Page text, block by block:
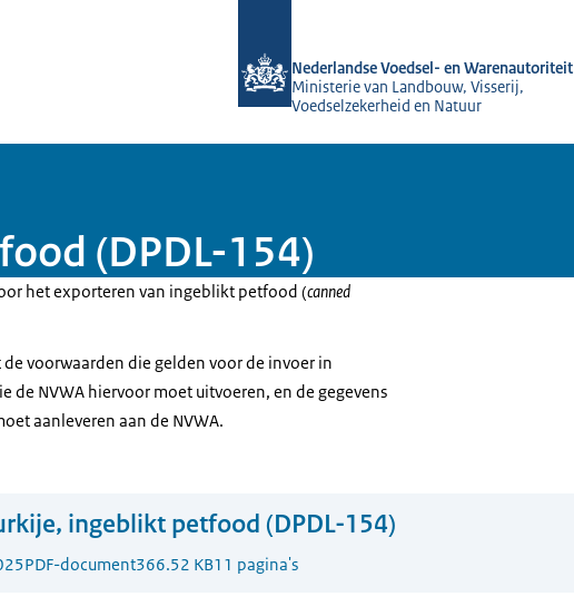
Nederlandse Voedsel- en Warenautoriteit
Ministerie van Landbouw, Visserij,
Voedselzekerheid en Natuur
(DPDL-154)
het exporteren van ingeblikt petfood (canned
voorwaarden die gelden voor de invoer in
de NVWA hiervoor moet uitvoeren, en de gegevens
aanleveren aan de NVWA.
ingeblikt petfood (DPDL-154)
PDF-document366.52 KB11 pagina's